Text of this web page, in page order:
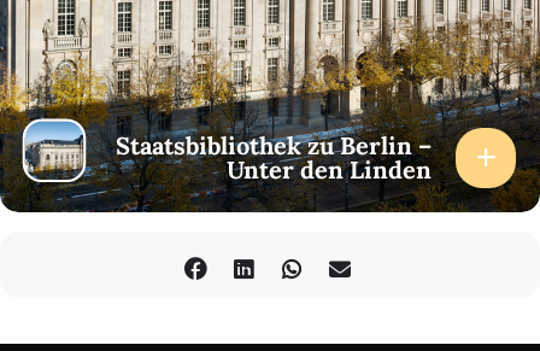
Staatsbibliothek zu Berlin –
Unter den Linden